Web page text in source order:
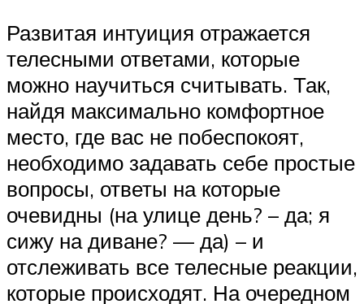
Развитая интуиция отражается
телесными ответами, которые
можно научиться считывать. Так,
найдя максимально комфортное
место, где вас не побеспокоят,
необходимо задавать себе простые
вопросы, ответы на которые
очевидны (на улице день? – да; я
сижу на диване? — да) – и
отслеживать все телесные реакции,
которые происходят. На очередном